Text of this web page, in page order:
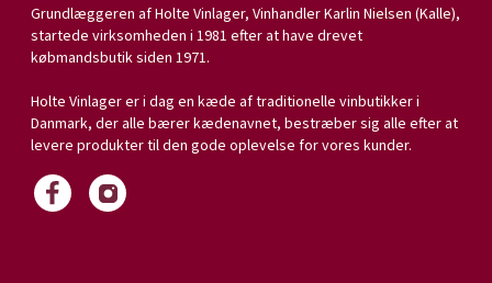
Grundlæggeren af Holte Vinlager, Vinhandler Karlin Nielsen (Kalle),
startede virksomheden i 1981 efter at have drevet
købmandsbutik siden 1971.
Holte Vinlager er i dag en kæde af traditionelle vinbutikker i
Danmark, der alle bærer kædenavnet, bestræber sig alle efter at
levere produkter til den gode oplevelse for vores kunder.